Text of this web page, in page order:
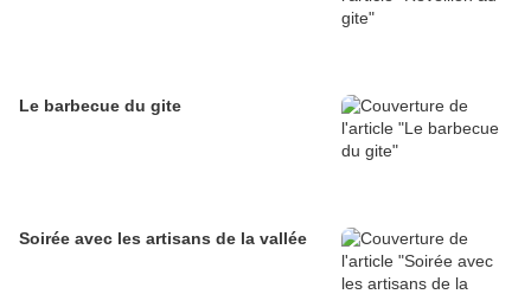
Le barbecue du gite
Soirée avec les artisans de la vallée